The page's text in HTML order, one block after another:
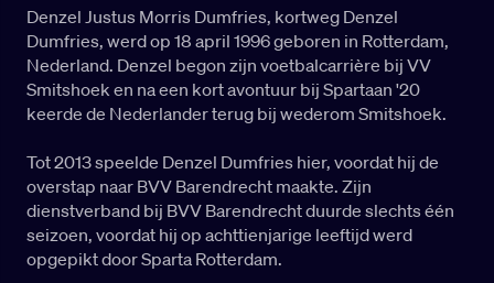
Denzel Justus Morris Dumfries, kortweg Denzel
Dumfries, werd op 18 april 1996 geboren in Rotterdam,
Nederland. Denzel begon zijn voetbalcarrière bij VV
Smitshoek en na een kort avontuur bij Spartaan '20
keerde de Nederlander terug bij wederom Smitshoek.
Tot 2013 speelde Denzel Dumfries hier, voordat hij de
overstap naar BVV Barendrecht maakte. Zijn
dienstverband bij BVV Barendrecht duurde slechts één
seizoen, voordat hij op achttienjarige leeftijd werd
opgepikt door Sparta Rotterdam.